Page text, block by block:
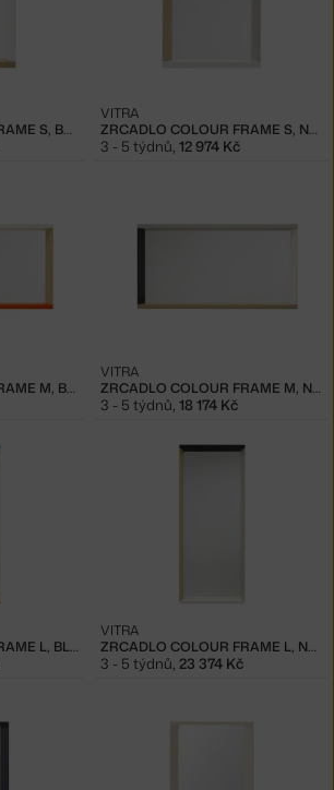
ZRCADLO COLOUR FRAME S, BLUE/ORANGE ZRCADLO COLOUR FRAME S, NEUTRAL
VITRA
3 - 5 týdnů, 12 974 Kč
ZRCADLO COLOUR FRAME M, BLUE/ORANGE ZRCADLO COLOUR FRAME M, NEUTRAL
VITRA
3 - 5 týdnů, 18 174 Kč
ZRCADLO COLOUR FRAME L, BLUE/ORANGE ZRCADLO COLOUR FRAME L, NEUTRAL
VITRA
3 - 5 týdnů, 23 374 Kč